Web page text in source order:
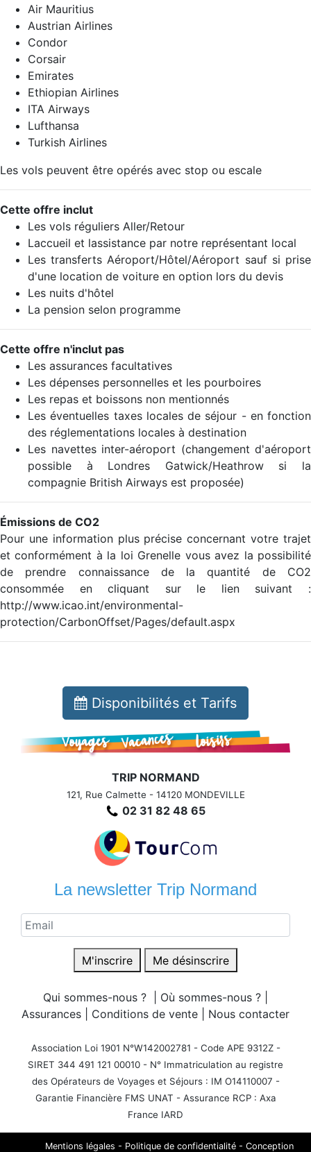
Air Mauritius
Austrian Airlines
Condor
Corsair
Emirates
Ethiopian Airlines
ITA Airways
Lufthansa
Turkish Airlines
Les vols peuvent être opérés avec stop ou escale
Cette offre inclut
Les vols réguliers Aller/Retour
Laccueil et lassistance par notre représentant local
Les transferts Aéroport/Hôtel/Aéroport sauf si prise
d'une location de voiture en option lors du devis
Les nuits d'hôtel
La pension selon programme
Cette offre n'inclut pas
Les assurances facultatives
Les dépenses personnelles et les pourboires
Les repas et boissons non mentionnés
Les éventuelles taxes locales de séjour - en fonction
des réglementations locales à destination
Les navettes inter-aéroport (changement d'aéroport
possible à Londres Gatwick/Heathrow si la
compagnie British Airways est proposée)
Émissions de CO2
Pour une information plus précise concernant votre trajet
et conformément à la loi Grenelle vous avez la possibilité
de prendre connaissance de la quantité de CO2
consommée en cliquant sur le lien suivant :
http://www.icao.int/environmental-
protection/CarbonOffset/Pages/default.aspx
Disponibilités et Tarifs
TRIP NORMAND
121, Rue Calmette - 14120 MONDEVILLE
02 31 82 48 65
La newsletter Trip Normand
M'inscrire Me désinscrire
Qui sommes-nous ? Où sommes-nous ?
Assurances
Conditions de vente Nous contacter
Association Loi 1901 N°W142002781 - Code APE 9312Z -
SIRET 344 491 121 00010 - N° Immatriculation au registre
des Opérateurs de Voyages et Séjours : IM O14110007 -
Garantie Financière FMS UNAT - Assurance RCP : Axa
France IARD
Mentions légales - Politique de confidentialité - Conception